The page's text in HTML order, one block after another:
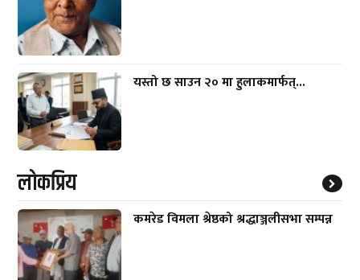
यस्तो छ साउन २० मा हुलाकमार्फत्...
लाेकप्रिय
कमरेड विमला श्रेष्ठको श्रद्धाञ्जलीसभा सम्पन्न